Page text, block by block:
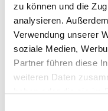
zu können und die
analysieren.
Verwendung unserer
soziale Medien,
Partner führen diese
weiteren Daten
Mehr erfahren →
Aromatherapie/
Mehr erfahren →